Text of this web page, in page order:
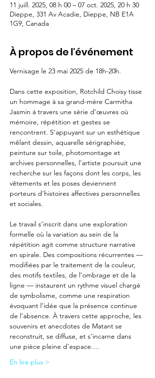
11 juill. 2025, 08 h 00 – 07 oct. 2025, 20 h 30
Dieppe, 331 Av Acadie, Dieppe, NB E1A
1G9, Canada
À propos de l'événement
Vernisage le 23 mai 2025 de 18h-20h.
Dans cette exposition, Rotchild Choisy tisse
un hommage à sa grand-mère Carmitha
Jasmin à travers une série d’œuvres où
mémoire, répétition et gestes se
rencontrent. S’appuyant sur un esthétique
mêlant dessin, aquarelle sérigraphiée,
peinture sur toile, photomontage et
archives personnelles, l’artiste poursuit une
recherche sur les façons dont les corps, les
vêtements et les poses deviennent
porteurs d’histoires affectives personnelles
et sociales.
Le travail s’inscrit dans une exploration
formelle où la variation au sein de la
répétition agit comme structure narrative
en spirale. Des compositions récurrentes —
modifiées par le traitement de la couleur,
des motifs textiles, de l’ombrage et de la
ligne — instaurent un rythme visuel chargé
de symbolisme, comme une respiration
évoquant l’idée que la présence continue
de l’absence. À travers cette approche, les
souvenirs et anecdotes de Matant se
reconstruit, se diffuse, et s’incarne dans
une pièce pleine d’espace.…
En lire plus >